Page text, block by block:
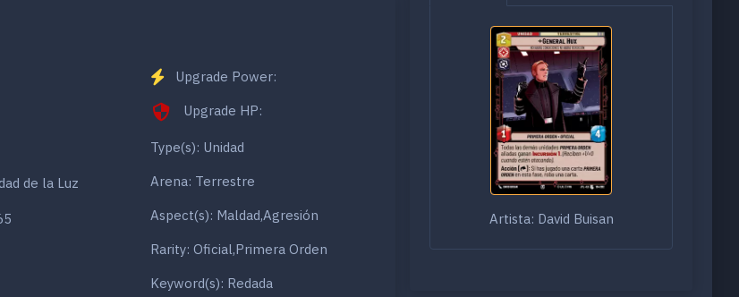
de la Luz
Upgrade Power:
Upgrade HP:
Type(s): Unidad
Arena: Terrestre
Aspect(s): Maldad,Agresión
Rarity: Oficial,Primera Orden
Keyword(s): Redada
Artista: David Buisan